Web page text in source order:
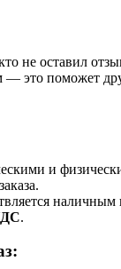
не оставил
— это поможет
и
заказа.
.